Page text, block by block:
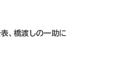
、橋渡しの一助に